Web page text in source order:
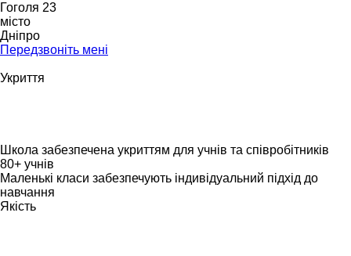
Гоголя 23
місто
Дніпро
Передзвоніть мені
Укриття
Школа забезпечена укриттям для учнів та співробітників
80+ учнів
Маленькі класи забезпечують індивідуальний підхід до
навчання
Якість